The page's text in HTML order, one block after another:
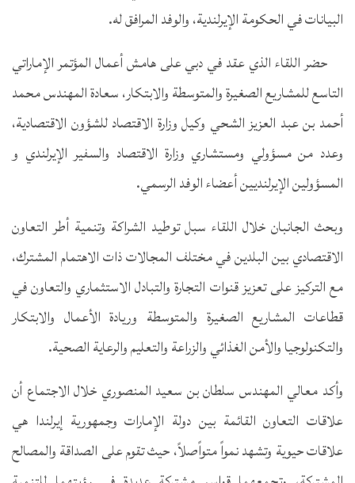
البيانات في الحكومة الإيرلندية، والوفد المرافق له.
حضر اللقاء الذي عقد في دبي على هامش أعمال المؤتمر الإماراتي
التاسع للمشاريع الصغيرة والمتوسطة والابتكار، سعادة المهندس محمد
أحمد بن عبد العزيز الشحي وكيل وزارة الاقتصاد للشؤون الاقتصادية،
وعدد من مسؤولي ومستشاري وزارة الاقتصاد والسفير الإيرلندي و
المسؤولين الإيرلنديين أعضاء الوفد الرسمي.
وبحث الجانبان خلال اللقاء سبل توطيد الشراكة وتنمية أطر التعاون
الاقتصادي بين البلدين في مختلف المجالات ذات الاهتمام المشترك،
مع التركيز على تعزيز قنوات التجارة والتبادل الاستثماري والتعاون في
قطاعات المشاريع الصغيرة والمتوسطة وريادة الأعمال والابتكار
والتكنولوجيا والأمن الغذائي والزراعة والتعليم والرعاية الصحية.
وأكد معالي المهندس سلطان بن سعيد المنصوري خلال الاجتماع أن
علاقات التعاون القائمة بين دولة الإمارات وجمهورية إيرلندا هي
علاقات حيوية وتشهد نمواً متواًصلاً، حيث تقوم على الصداقة والمصالح